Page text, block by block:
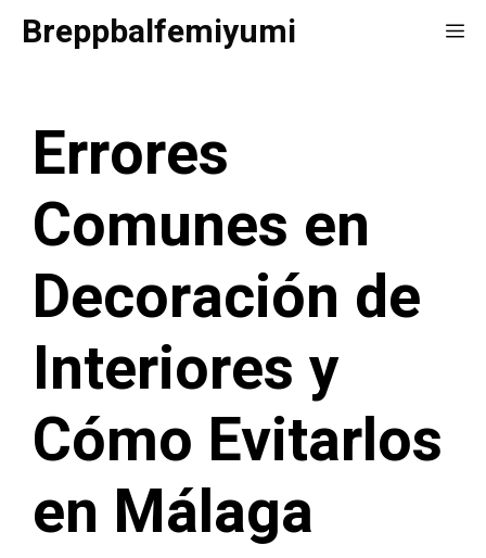
SaltarBreppbalfemiyumi
Errores
Comunes en
Decoración de
Interiores y
Cómo Evitarlos
en Málaga